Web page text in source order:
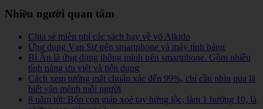
Nhiều người quan tâm
Chia sẻ miễn phí các sách hay về võ Aikido
Ứng dụng Vạn Sự trên smartphone và máy tính bảng
Bí Ẩn là ứng dụng thông minh trên smartphone. Gồm nhiều
tính năng ưu việt và tiện dụng
Cách xem tướng mặt chuẩn xác đến 99%, chỉ cần nhìn qua là
biết vận mệnh mỗi người
8 năm tới: Bốn con giáp xoè tay hứng lộc, làm 1 hưởng 10, là